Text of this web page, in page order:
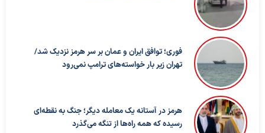
فوری؛ توافق ایران و عمان بر سر هرمز نزدیک شد/
تهران زیر بار خواسته‌های ترامپ نمی‌رود
هرمز در آستانه یک معامله دیگر؛ جنگ به نقطه‌ای
رسیده که همه راه‌ها از تنگه می‌گذرد